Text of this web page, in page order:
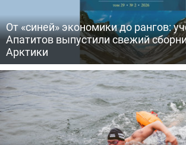
От «синей» экономики до рангов:
Апатитов выпустили свежий
Арктики